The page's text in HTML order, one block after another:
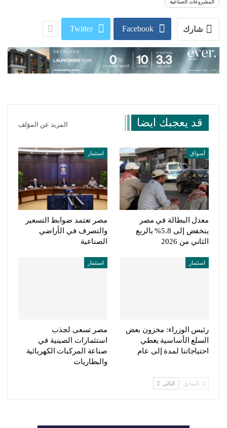
المشروعات الصناعية
شارك Facebook
Twitter
قد يعجبك ايضا المزيد عن المؤلف
أسواق
معدل البطالة في مصر
ينخفض إلى 5.8% بالربع
الثاني من 2026
استثمار
مصر تعتمد ضوابط التسعير
والتصرف في الأراضي
الصناعية
استثمار
رئيس الوزراء: مخزون بعض
السلع الأساسية يغطي
احتياجاتنا لمدة إلى عام
استثمار
مصر تسعى لجذب
استثمارات الصينية في
صناعة المركبات الكهربائية
والبطاريات
السابق التالي